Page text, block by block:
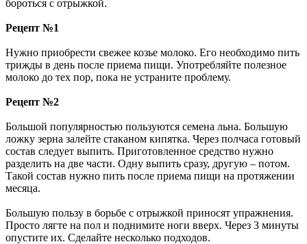
бороться с отрыжкой.
Рецепт №1
Нужно приобрести свежее козье молоко. Его необходимо пить
трижды в день после приема пищи. Употребляйте полезное
молоко до тех пор, пока не устраните проблему.
Рецепт №2
Большой популярностью пользуются семена льна. Большую
ложку зерна залейте стаканом кипятка. Через полчаса готовый
состав следует выпить. Приготовленное средство нужно
разделить на две части. Одну выпить сразу, другую – потом.
Такой состав нужно пить после приема пищи на протяжении
месяца.
Большую пользу в борьбе с отрыжкой приносят упражнения.
Просто лягте на пол и поднимите ноги вверх. Через 3 минуты
опустите их. Сделайте несколько подходов.